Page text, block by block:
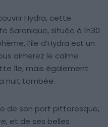
Hydra, cette
Saronique, située à 1h30
l’île d’Hydra est un
aimerez le calme
île, mais également
nuit tombée.
de son port pittoresque,
et de ses belles